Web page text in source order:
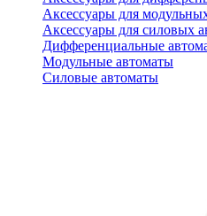
Аксессуары для
Аксессуары для силовых
Дифференциальные
Модульные автоматы
Силовые автоматы